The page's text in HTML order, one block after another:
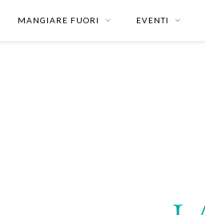
MANGIARE FUORI EVENTI